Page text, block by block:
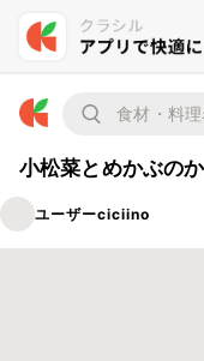
小松菜とめかぶの
ユーザーciciino